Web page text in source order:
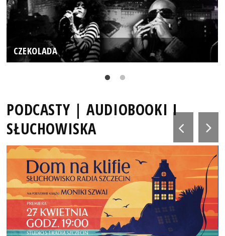
CZEKOLADA
PODCASTY | AUDIOBOOKI I
SŁUCHOWISKA